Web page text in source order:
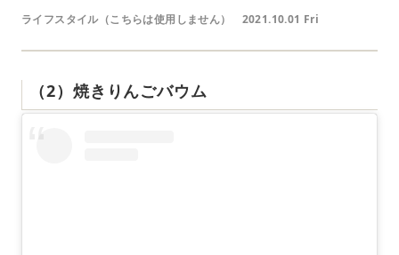
ライフスタイル（こちらは使用しません） 2021.10.01 Fri
（2）焼きりんごバウム